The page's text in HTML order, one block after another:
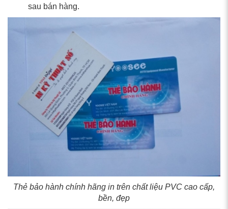
sau bán hàng.
Thẻ bảo hành chính hãng in trên chất liệu PVC cao cấp,
bền, đẹp